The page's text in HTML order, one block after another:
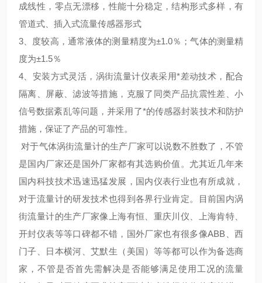
成线性，零点无漂移，性能十分稳定，结构形式多样，有
管道式、插入式流量传感器形式
3、度较高，通常液体的测量精度为±1.0％；气体的测量精
度为±1.5％
4、安装方式灵活，涡街流量计仪表采用*差动技术，配合
隔离、屏蔽、滤波等措施，克服了同类产品抗震性差、小
信号数据紊乱等问题，并采用了*的传感器封装技术和防护
措施，保证了产品的可靠性。
对于气体涡街流量计的生产厂家可以说数不胜数了，不管
是国内厂家还是国外厂家都有其选购价值。尤其近几年来
国内科技技术迅速迅猛发展，国内仪表行业也有所成就，
对于流量计的研发技术也得到各界行业肯定。目前国内涡
街流量计的生产厂家像上海有恒、重庆川仪、上海肯特、
开封仪表等等口碑都不错，国外厂家也有很多像ABB、西
门子、日本横河、艾默生（美国）等等都可以作为备选商
家，不管是否首先需解决是否能够满足使用工况的流量